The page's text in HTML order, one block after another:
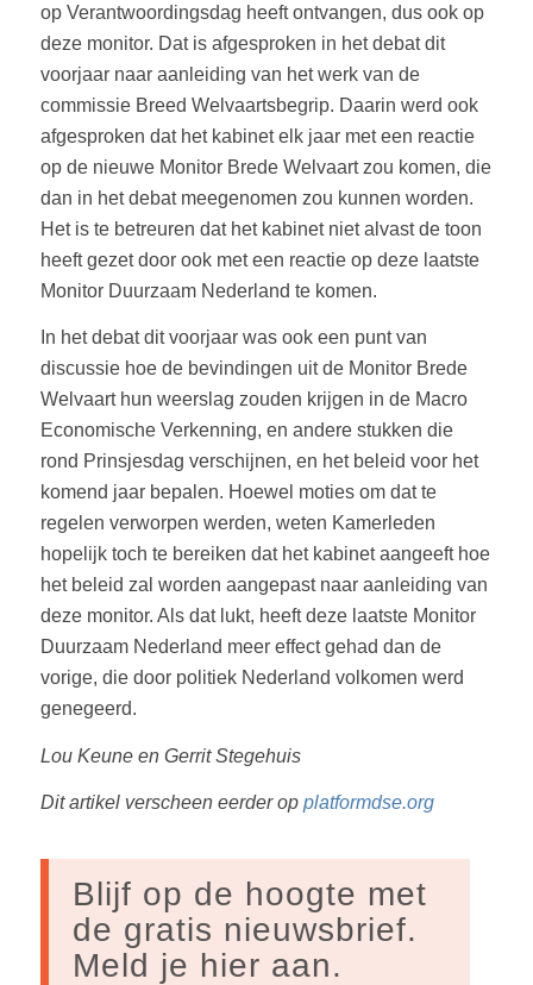
op Verantwoordingsdag heeft ontvangen, dus ook op
deze monitor. Dat is afgesproken in het debat dit
voorjaar naar aanleiding van het werk van de
commissie Breed Welvaartsbegrip. Daarin werd ook
afgesproken dat het kabinet elk jaar met een reactie
op de nieuwe Monitor Brede Welvaart zou komen, die
dan in het debat meegenomen zou kunnen worden.
Het is te betreuren dat het kabinet niet alvast de toon
heeft gezet door ook met een reactie op deze laatste
Monitor Duurzaam Nederland te komen.
In het debat dit voorjaar was ook een punt van
discussie hoe de bevindingen uit de Monitor Brede
Welvaart hun weerslag zouden krijgen in de Macro
Economische Verkenning, en andere stukken die
rond Prinsjesdag verschijnen, en het beleid voor het
komend jaar bepalen. Hoewel moties om dat te
regelen verworpen werden, weten Kamerleden
hopelijk toch te bereiken dat het kabinet aangeeft hoe
het beleid zal worden aangepast naar aanleiding van
deze monitor. Als dat lukt, heeft deze laatste Monitor
Duurzaam Nederland meer effect gehad dan de
vorige, die door politiek Nederland volkomen werd
genegeerd.
Lou Keune en Gerrit Stegehuis
Dit artikel verscheen eerder op platformdse.org
Blijf op de hoogte met
de gratis nieuwsbrief.
Meld je hier aan.